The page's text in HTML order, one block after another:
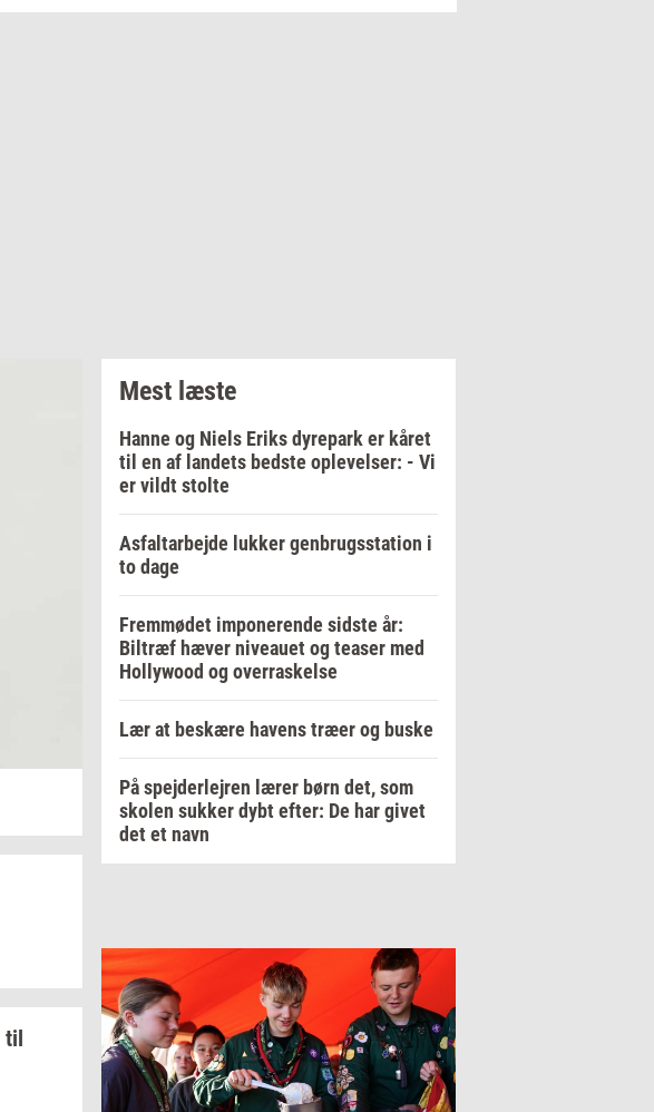
til
Mest læste
Hanne og Niels Eriks dyrepark er kåret
til en af landets bedste oplevelser: - Vi
er vildt stolte
Asfaltarbejde lukker genbrugsstation i
to dage
Fremmødet imponerende sidste år:
Biltræf hæver niveauet og teaser med
Hollywood og overraskelse
Lær at beskære havens træer og buske
På spejderlejren lærer børn det, som
skolen sukker dybt efter: De har givet
det et navn